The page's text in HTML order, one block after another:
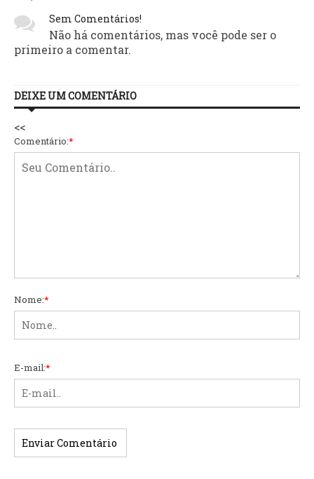
Sem Comentários!
Não há comentários, mas você pode ser o
primeiro a comentar.
DEIXE UM COMENTÁRIO
<<
Comentário:*
Nome:*
E-mail:*